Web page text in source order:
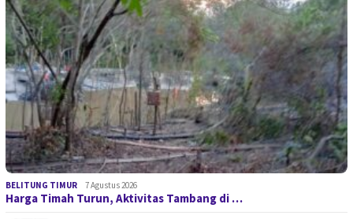
BELITUNG TIMUR 7 Agustus 2026
Harga Timah Turun, Aktivitas Tambang di …